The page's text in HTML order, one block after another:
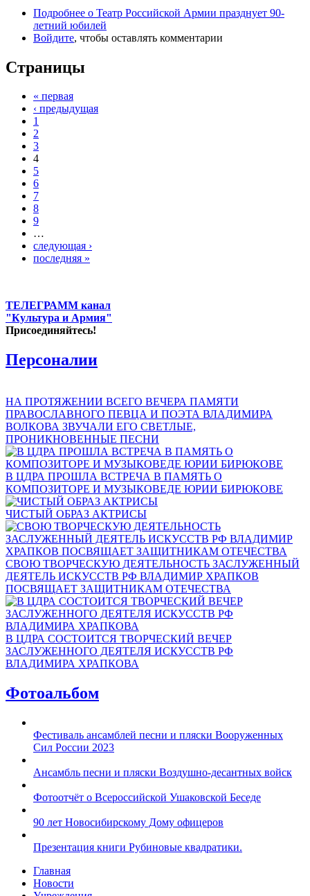
Подробнее о Театр Российской Армии празднует 90-
летний юбилей
Войдите, чтобы оставлять комментарии
Страницы
« первая
‹ предыдущая
1
2
3
4
5
6
7
8
9
…
следующая ›
последняя »
ТЕЛЕГРАММ канал
"Культура и Армия"
Присоединяйтесь!
Персоналии
НА ПРОТЯЖЕНИИ ВСЕГО ВЕЧЕРА ПАМЯТИ
ПРАВОСЛАВНОГО ПЕВЦА И ПОЭТА ВЛАДИМИРА
ВОЛКОВА ЗВУЧАЛИ ЕГО СВЕТЛЫЕ,
ПРОНИКНОВЕННЫЕ ПЕСНИ
В ЦДРА ПРОШЛА ВСТРЕЧА В ПАМЯТЬ О
КОМПОЗИТОРЕ И МУЗЫКОВЕДЕ ЮРИИ БИРЮКОВЕ
ЧИСТЫЙ ОБРАЗ АКТРИСЫ
СВОЮ ТВОРЧЕСКУЮ ДЕЯТЕЛЬНОСТЬ ЗАСЛУЖЕННЫЙ
ДЕЯТЕЛЬ ИСКУССТВ РФ ВЛАДИМИР ХРАПКОВ
ПОСВЯЩАЕТ ЗАЩИТНИКАМ ОТЕЧЕСТВА
В ЦДРА СОСТОИТСЯ ТВОРЧЕСКИЙ ВЕЧЕР
ЗАСЛУЖЕННОГО ДЕЯТЕЛЯ ИСКУССТВ РФ
ВЛАДИМИРА ХРАПКОВА
Фотоальбом
Фестиваль ансамблей песни и пляски Вооруженных
Сил России 2023
Ансамбль песни и пляски Воздушно-десантных войск
Фотоотчёт о Всероссийской Ушаковской Беседе
90 лет Новосибирскому Дому офицеров
Презентация книги Рубиновые квадратики.
Главная
Новости